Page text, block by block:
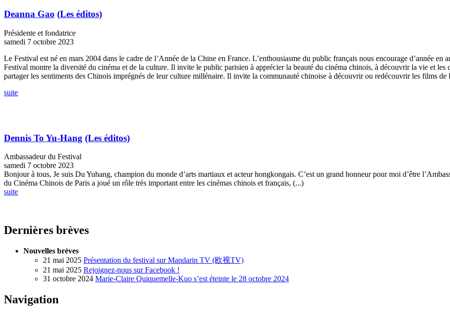
Deanna Gao (Les éditos)
Présidente et fondatrice
samedi 7 octobre 2023
Le Festival est né en mars 2004 dans le cadre de l’Année de la Chine en France. L’enthousiasme du public français nous encourage d’année
Festival montre la diversité du cinéma et de la culture. Il invite le public parisien à apprécier la beauté du cinéma chinois, à découvrir la vie et les
partager les sentiments des Chinois imprégnés de leur culture millénaire. Il invite la communauté chinoise à découvrir ou redécouvrir les films de
suite
Dennis To Yu-Hang (Les éditos)
Ambassadeur du Festival
samedi 7 octobre 2023
Bonjour à tous, Je suis Du Yuhang, champion du monde d’arts martiaux et acteur hongkongais. C’est un grand honneur pour moi d’être
du Cinéma Chinois de Paris a joué un rôle très important entre les cinémas chinois et français, (...)
suite
Dernières brèves
Nouvelles brèves
21 mai 2025 Présentation du festival sur Mandarin TV (欧视TV)
21 mai 2025 Rejoignez-nous sur Facebook !
31 octobre 2024 Marie-Claire Quiquemelle-Kuo s’est éteinte le 28 octobre 2024
Navigation